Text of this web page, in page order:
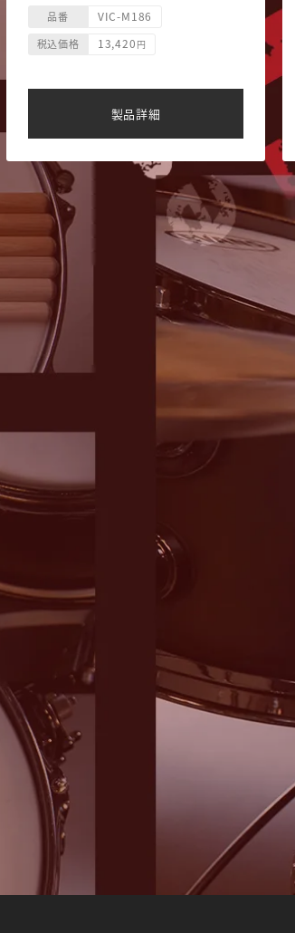
ヘッド形状 マッシュルーム
品番 VIC-M186
税込価格 13,420 円
製品詳細